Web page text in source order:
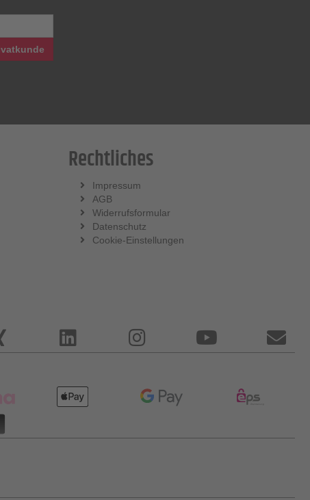
Rechtliches
Impressum
AGB
Widerrufsformular
Datenschutz
Cookie-Einstellungen